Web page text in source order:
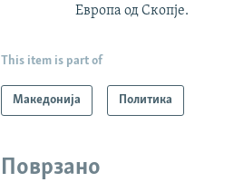
Европа од Скопје.
This item is part of
Македонија Политика
Поврзано